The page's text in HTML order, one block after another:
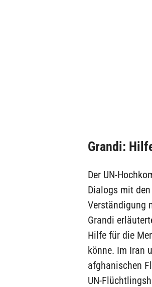
Grandi:
Der UN-
Dialogs mit
Verständigung
Grandi
Hilfe für die
könne. Im Iran
afghanischen
UN-